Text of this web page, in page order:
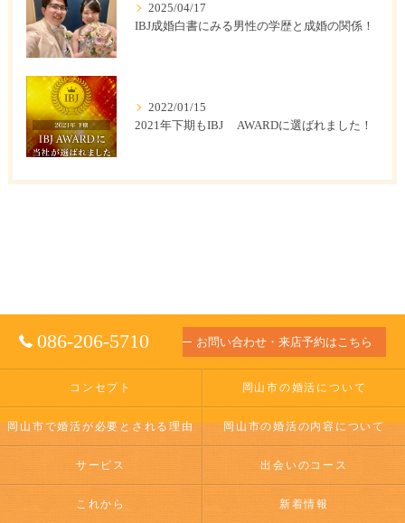
2025/04/17
IBJ成婚白書にみる男性の学歴と成婚の関係！
2022/01/15
2021年下期もIBJ AWARDに選ばれました！
086-206-5710 お問い合わせ・来店予約はこちら
コンセプト 岡山市の婚活について
岡山市で婚活が必要とされる理由 岡山市の婚活の内容について
サービス 出会いのコース
これから 新着情報